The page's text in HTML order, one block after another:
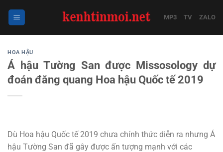
MP3 TV ZALO
HOA HẬU
Á hậu Tường San được Missosology dự
đoán đăng quang Hoa hậu Quốc tế 2019
Dù Hoa hậu Quốc tế 2019 chưa chính thức diễn ra nhưng Á
hậu Tường San đã gây được ấn tượng mạnh với các